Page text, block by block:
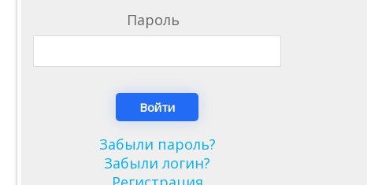
Пароль
Забыли пароль?
Забыли логин?